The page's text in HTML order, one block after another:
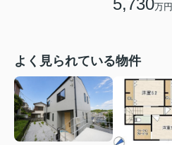
5,730万円
よく見られている物件